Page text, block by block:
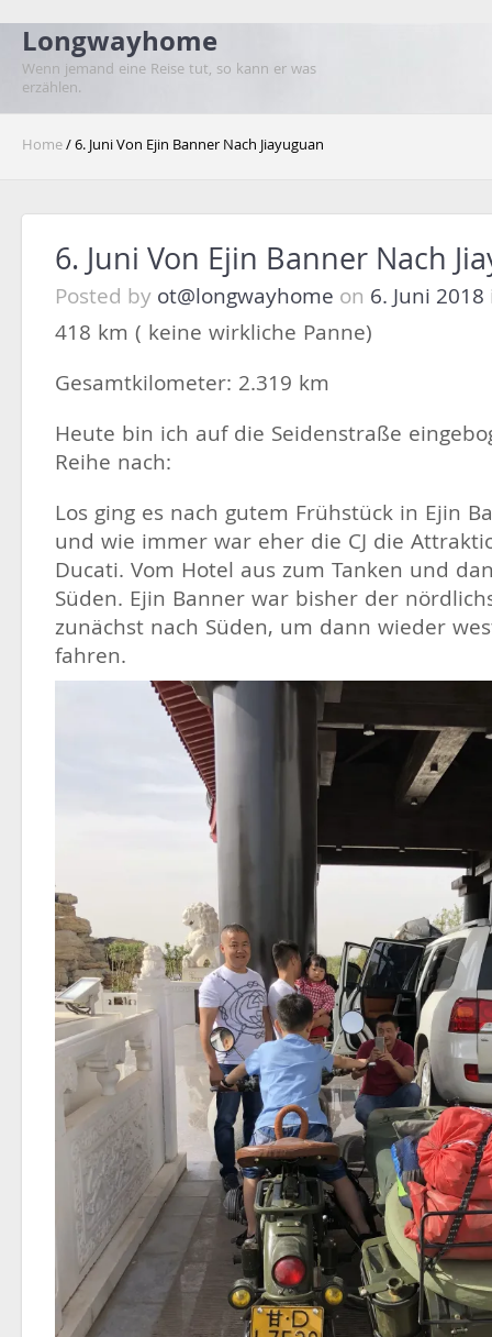
Longwayhome
Wenn jemand eine Reise tut, so kann er was
erzählen.
Home/ 6. Juni Von Ejin Banner Nach Jiayuguan
6. Juni Von Ejin Banner Nach
Posted by ot@longwayhome on 6. Juni 2018
418 km ( keine wirkliche Panne)
Gesamtkilometer: 2.319 km
Heute bin ich auf die Seidenstraße
Reihe nach:
Los ging es nach gutem Frühstück in Ejin
und wie immer war eher die CJ die
Ducati. Vom Hotel aus zum Tanken und
Süden. Ejin Banner war bisher der
zunächst nach Süden, um dann wieder
fahren.